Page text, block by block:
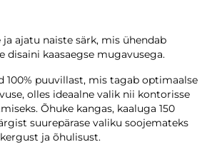
ajatu naiste särk, mis ühendab
disaini kaasaegse mugavusega.
100% puuvillast, mis tagab optimaalse
olles ideaalne valik nii kontorisse
Õhuke kangas, kaaluga 150
suurepärase valiku soojemateks
ja õhulisust.